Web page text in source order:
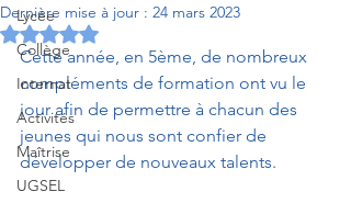
Lycée
Collège
Internat
Activités
Maîtrise
UGSEL
Dernière mise à jour : 24 mars 2023
Noté NaN étoiles sur 5.
Cette année, en 5ème, de nombreux
compléments de formation ont vu le
jour afin de permettre à chacun des
jeunes qui nous sont confier de
développer de nouveaux talents.